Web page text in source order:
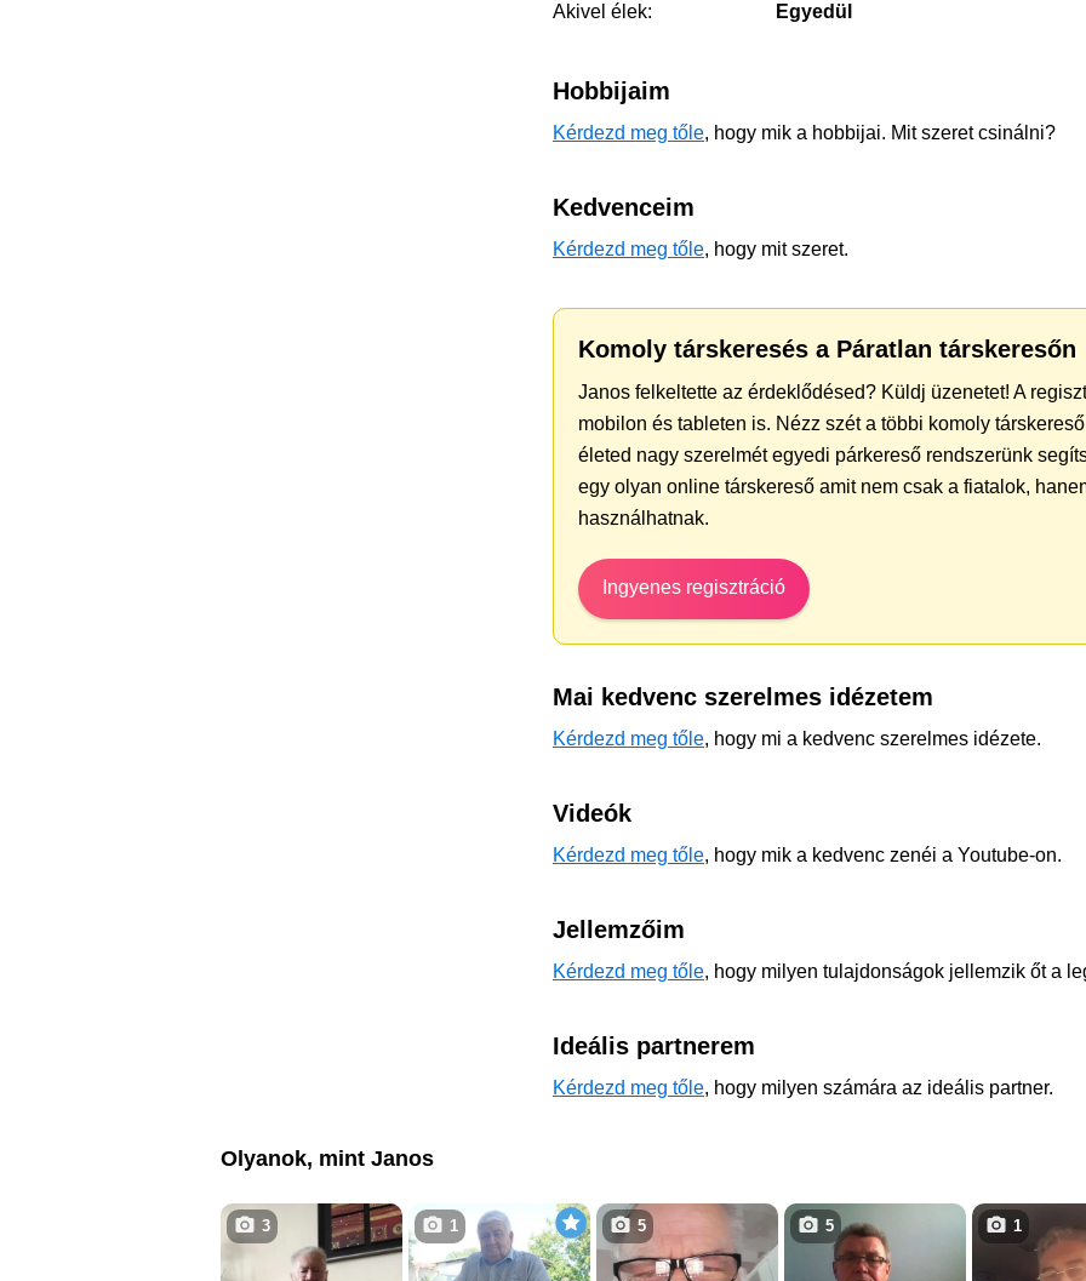
Akivel élek:
Egyedül
Hobbijaim
Kérdezd meg tőle, hogy mik a hobbijai. Mit szeret csinálni?
Kedvenceim
Kérdezd meg tőle, hogy mit szeret.
Komoly társkeresés a Páratlan társkeresőn
Janos felkeltette az érdeklődésed? Küldj üzenetet! A
mobilon és tableten is. Nézz szét a többi komoly
életed nagy szerelmét egyedi párkereső rendszerünk
egy olyan online társkereső amit nem csak a fiatalok,
használhatnak.
Ingyenes regisztráció
Mai kedvenc szerelmes idézetem
Kérdezd meg tőle, hogy mi a kedvenc szerelmes idézete.
Videók
Kérdezd meg tőle, hogy mik a kedvenc zenéi a Youtube-on.
Jellemzőim
Kérdezd meg tőle, hogy milyen tulajdonságok jellemzik őt a
Ideális partnerem
Kérdezd meg tőle, hogy milyen számára az ideális partner.
Olyanok, mint Janos
3 1 5 5 1